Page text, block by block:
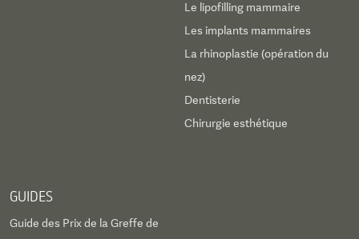
Le lipofilling mammaire
Les implants mammaires
La rhinoplastie (opération du
nez)
Dentisterie
Chirurgie esthétique
GUIDES
Guide des Prix de la Greffe de